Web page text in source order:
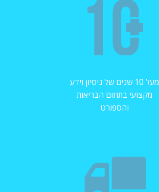
מעל 10 שנים של ניסיון וידע
מקצועי בתחום הבריאות
והספורט